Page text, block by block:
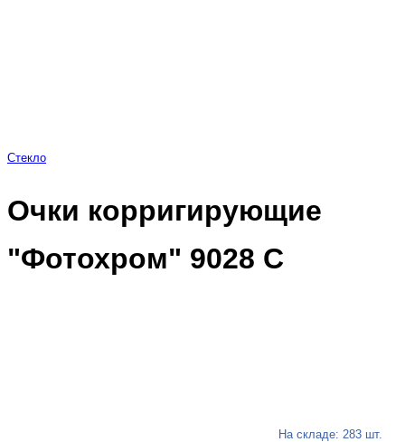
Стекло
Очки корригирующие
"Фотохром" 9028 С
На складе: 283 шт.